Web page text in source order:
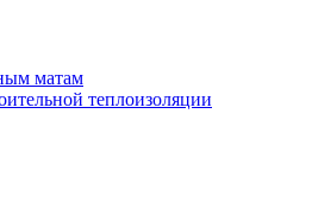
матам
теплоизоляции